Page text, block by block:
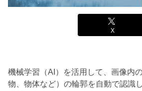
X
機械学習（AI）を活用して、画像内
物、物体など）の輪郭を自動で認識